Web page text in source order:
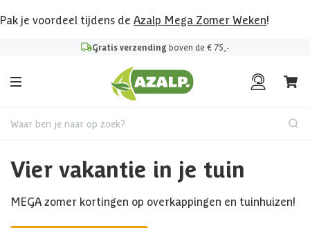
Pak je voordeel tijdens de Azalp Mega Zomer Weken!
Gratis verzending boven de € 75,-
Waar ben je naar op zoek?
Vier vakantie in je tuin
MEGA zomer kortingen op overkappingen en tuinhuizen!